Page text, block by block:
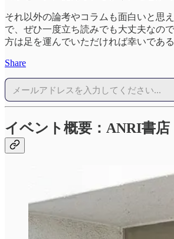
それ以外の論考やコラムも面白いと思
で、ぜひ一度立ち読みでも大丈夫なの
方は足を運んでいただければ幸いである
Share
イベント概要：ANRI書店